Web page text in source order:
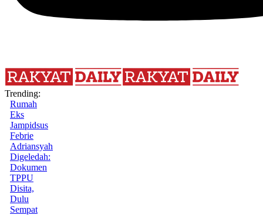
Trending:
Rumah
Eks
Jampidsus
Febrie
Adriansyah
Digeledah:
Dokumen
TPPU
Disita,
Dulu
Sempat